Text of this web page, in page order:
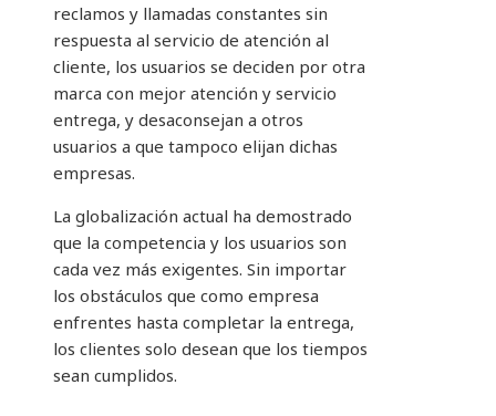
reclamos y llamadas constantes sin
respuesta al servicio de atención al
cliente, los usuarios se deciden por otra
marca con mejor atención y servicio
entrega, y desaconsejan a otros
usuarios a que tampoco elijan dichas
empresas.
La globalización actual ha demostrado
que la competencia y los usuarios son
cada vez más exigentes. Sin importar
los obstáculos que como empresa
enfrentes hasta completar la entrega,
los clientes solo desean que los tiempos
sean cumplidos.